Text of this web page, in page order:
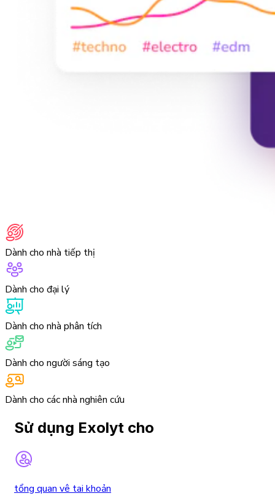
Dành cho nhà tiếp thị
Dành cho đại lý
Dành cho nhà phân tích
Dành cho người sáng tạo
Dành cho các nhà nghiên cứu
Sử dụng Exolyt cho
tổng quan vê tai khoản